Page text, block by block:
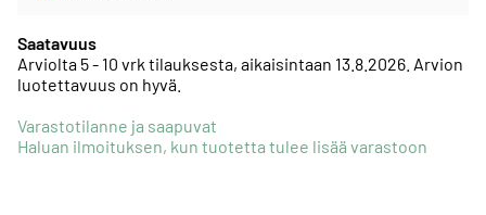
Saatavuus
Arviolta 5 - 10 vrk tilauksesta, aikaisintaan 13.8.2026. Arvion
luotettavuus on hyvä.
Varastotilanne ja saapuvat
Haluan ilmoituksen, kun tuotetta tulee lisää varastoon